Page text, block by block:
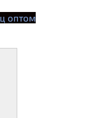
оптом